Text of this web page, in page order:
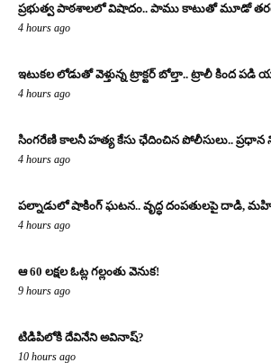
ప్రభుత్వ పాఠశాలలో విషాదం.. పాము కాటుతో మూడో
4 hours ago
ఇటుకల లోడుతో వెళ్తున్న ట్రాక్టర్ బోల్తా.. ట్రాలీ కింద పడి
4 hours ago
సింగరేణి కాలనీ హత్య కేసు ఛేదించిన పోలీసులు.. ప్రధాన
4 hours ago
పల్నాడులో షాకింగ్ ఘటన.. వృద్ధ దంపతులపై దాడి,
4 hours ago
ఆ 60 లక్షల ఓట్ల గల్లంతు వెనుక!
9 hours ago
టిడిపిలోకి దేవినేని అవినాష్?
10 hours ago